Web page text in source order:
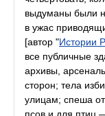
выдуманы были
в ужас
[автор "Истории
все публичные
архивы,
сторон; тела
улицам; спеша